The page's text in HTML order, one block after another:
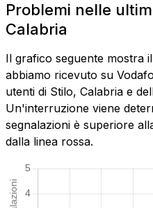
Problemi nelle
Calabria
Il grafico seguente mostra
abbiamo ricevuto su
utenti di Stilo, Calabria e
Un'interruzione viene
segnalazioni è superiore
dalla linea rossa.